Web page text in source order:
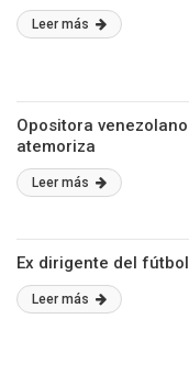
Leer más
Opositora
atemoriza
Leer más
Ex dirigente del
Leer más